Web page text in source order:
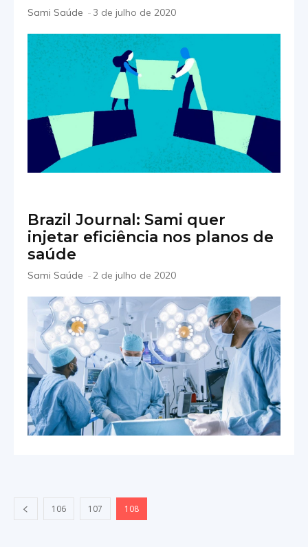
Sami Saúde -3 de julho de 2020
Brazil Journal: Sami quer
injetar eficiência nos planos de
saúde
Sami Saúde -2 de julho de 2020
106 107 108